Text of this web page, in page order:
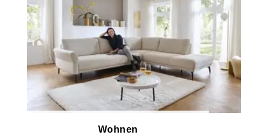
Wohnen